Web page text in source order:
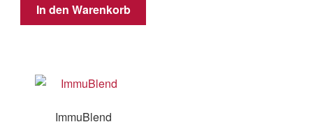
Tabellen
In den Warenkorb
ImmuBlend